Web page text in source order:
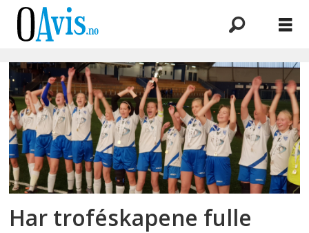
Emne:
kolbotn
il
j04
Har troféskapene fulle